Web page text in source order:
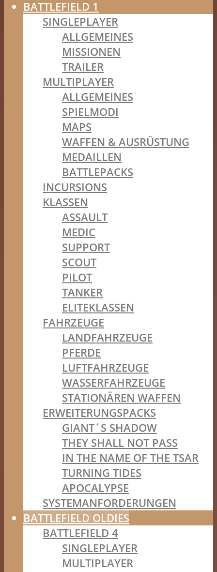
BATTLEFIELD 1
SINGLEPLAYER
ALLGEMEINES
MISSIONEN
TRAILER
MULTIPLAYER
ALLGEMEINES
SPIELMODI
MAPS
WAFFEN & AUSRÜSTUNG
MEDAILLEN
BATTLEPACKS
INCURSIONS
KLASSEN
ASSAULT
MEDIC
SUPPORT
SCOUT
PILOT
TANKER
ELITEKLASSEN
FAHRZEUGE
LANDFAHRZEUGE
PFERDE
LUFTFAHRZEUGE
WASSERFAHRZEUGE
STATIONÄREN WAFFEN
ERWEITERUNGSPACKS
GIANT´S SHADOW
THEY SHALL NOT PASS
IN THE NAME OF THE TSAR
TURNING TIDES
APOCALYPSE
SYSTEMANFORDERUNGEN
BATTLEFIELD OLDIES
BATTLEFIELD 4
SINGLEPLAYER
MULTIPLAYER